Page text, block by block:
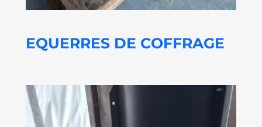
EQUERRES DE COFFRAGE